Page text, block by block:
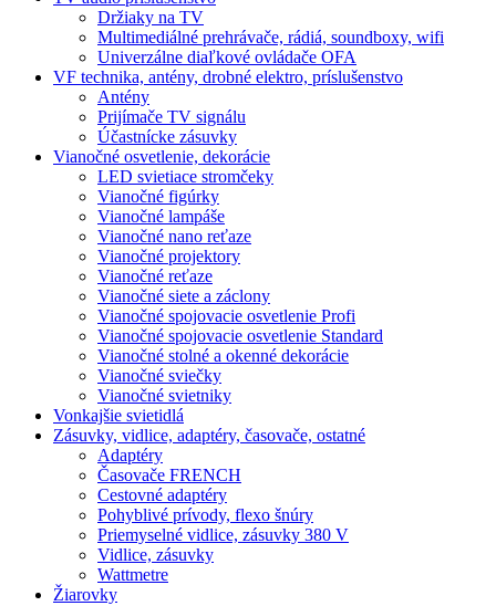
Držiaky na TV
Multimediálné prehrávače, rádiá, soundboxy, wifi
Univerzálne diaľkové ovládače OFA
VF technika, antény, drobné elektro, príslušenstvo
Antény
Prijímače TV signálu
Účastnícke zásuvky
Vianočné osvetlenie, dekorácie
LED svietiace stromčeky
Vianočné figúrky
Vianočné lampáše
Vianočné nano reťaze
Vianočné projektory
Vianočné reťaze
Vianočné siete a záclony
Vianočné spojovacie osvetlenie Profi
Vianočné spojovacie osvetlenie Standard
Vianočné stolné a okenné dekorácie
Vianočné sviečky
Vianočné svietniky
Vonkajšie svietidlá
Zásuvky, vidlice, adaptéry, časovače, ostatné
Adaptéry
Časovače FRENCH
Cestovné adaptéry
Pohyblivé prívody, flexo šnúry
Priemyselné vidlice, zásuvky 380 V
Vidlice, zásuvky
Wattmetre
Žiarovky